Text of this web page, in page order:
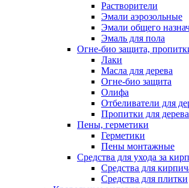
Растворители
Эмали аэрозольные
Эмали общего
Эмаль для пола
Огне-био защита,
Лаки
Масла для дерева
Огне-био защита
Олифа
Отбеливатели для
Пропитки для дерева
Пены, герметики
Герметики
Пены монтажные
Средства для ухода за
Средства для
Средства для плитки